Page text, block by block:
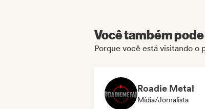
Você também
Porque você está visitando o
Roadie Metal
Mídia/Jornalista